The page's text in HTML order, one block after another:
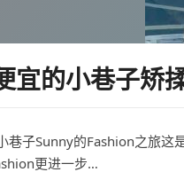
宜的小巷子矫
巷子Sunny的Fashion之旅
更进一步…